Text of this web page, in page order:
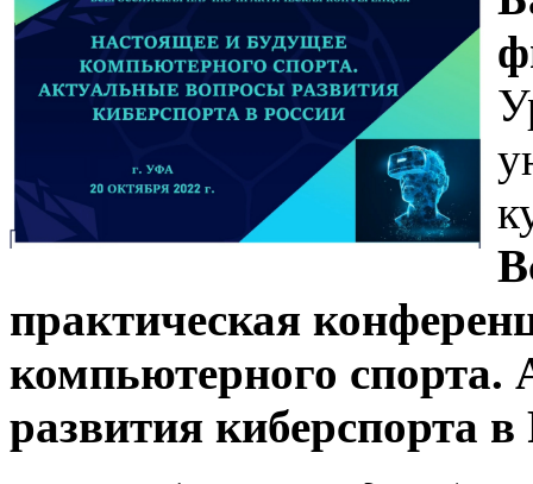
практическая
компьютерного
развития киберспорта в